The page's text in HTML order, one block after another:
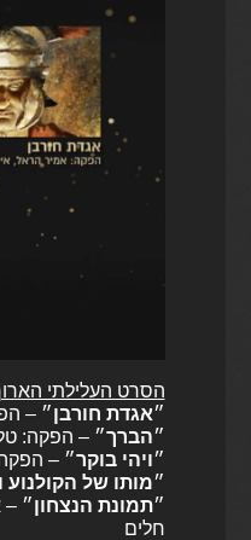
הסרט העלילתי
״אגדת חורבן״ –
״הברך״ – הפקה:
״ויהי בוקר״ –
״מותו של
״תמונת הנצחון״ –
חלים